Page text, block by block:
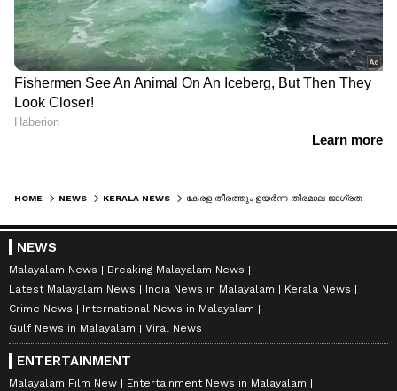
HOME NEWS KERALA NEWS
NEWS
Malayalam News
Breaking Malayalam News
Latest Malayalam News
India News in Malayalam
Kerala News
Crime News
International News in Malayalam
Gulf News in Malayalam
Viral News
ENTERTAINMENT
Malayalam Film New
Entertainment News in Malayalam